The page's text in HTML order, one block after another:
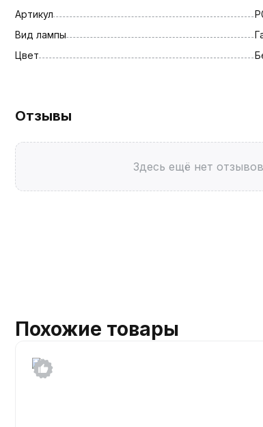
Артикул
Вид лампы
Цвет
Отзывы
Здесь ещё нет
Похожие товары